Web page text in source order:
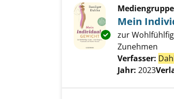
Exemplar-Details
Mein
zur
Zunehmen
Verfasser:
Jahr: 2023